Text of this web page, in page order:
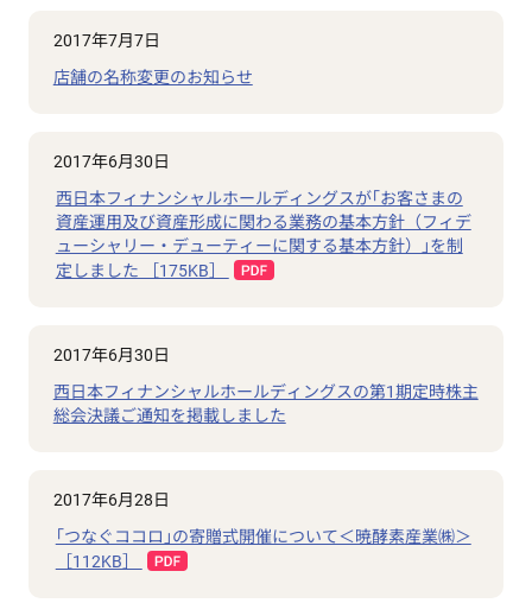
2017年7月7日
店舗の名称変更のお知らせ
2017年6月30日
西日本フィナンシャルホールディングスが｢お客さまの
資産運用及び資産形成に関わる業務の基本方針（フィデ
ューシャリー・デューティーに関する基本方針）｣を制
定しました ［175KB］
2017年6月30日
西日本フィナンシャルホールディングスの第1期定時株主
総会決議ご通知を掲載しました
2017年6月28日
｢つなぐココロ｣の寄贈式開催について＜暁酵素産業㈱＞
［112KB］